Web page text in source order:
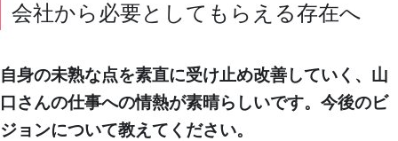
会社から必要としてもらえる存在へ
自身の未熟な点を素直に受け止め改善していく、山
口さんの仕事への情熱が素晴らしいです。今後のビ
ジョンについて教えてください。